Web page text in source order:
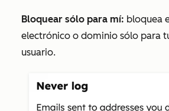
Bloquear sólo para mí: bloquea
electrónico o dominio sólo para
usuario.